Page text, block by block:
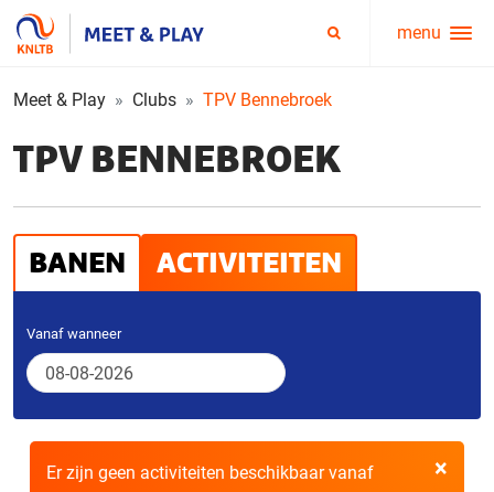
Service
menu
menu
Meet & Play Clubs TPV Bennebroek
TPV BENNEBROEK
BANEN ACTIVITEITEN
Vanaf wanneer
×
Er zijn geen activiteiten beschikbaar vanaf